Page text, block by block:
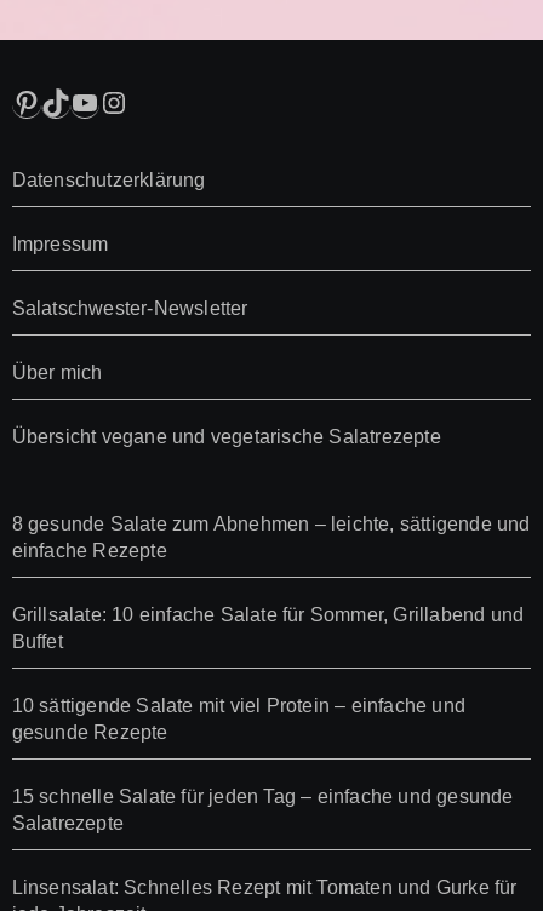
Pinterest
TikTok
YouTube
Instagram
Datenschutzerklärung
Impressum
Salatschwester-Newsletter
Über mich
Übersicht vegane und vegetarische Salatrezepte
8 gesunde Salate zum Abnehmen – leichte, sättigende und
einfache Rezepte
Grillsalate: 10 einfache Salate für Sommer, Grillabend und
Buffet
10 sättigende Salate mit viel Protein – einfache und
gesunde Rezepte
15 schnelle Salate für jeden Tag – einfache und gesunde
Salatrezepte
Linsensalat: Schnelles Rezept mit Tomaten und Gurke für